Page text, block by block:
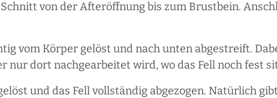
von der Afteröffnung bis zum Brustbein.
vom Körper gelöst und nach unten abgestreift.
nur dort nachgearbeitet wird, wo das Fell noch fest
und das Fell vollständig abgezogen. Natürlich